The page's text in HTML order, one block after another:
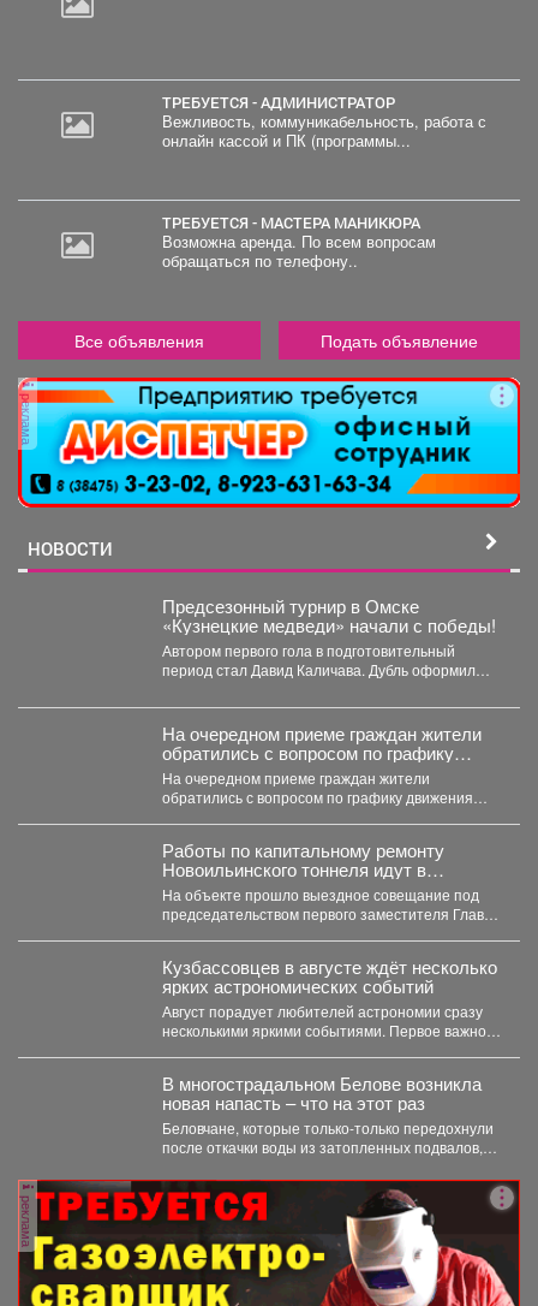
ТРЕБУЕТСЯ - АДМИНИСТРАТОР
Вежливость, коммуникабельность, работа с
онлайн кассой и ПК (программы...
ТРЕБУЕТСЯ - МАСТЕРА МАНИКЮРА
Возможна аренда. По всем вопросам
обращаться по телефону..
Все объявления Подать объявление
реклама
НОВОСТИ
Предсезонный турнир в Омске
«Кузнецкие медведи» начали с победы!
Автором первого гола в подготовительный
период стал Давид Каличава. Дубль оформил
На очередном приеме граждан жители
обратились с вопросом по графику
движения общественного транспорта.
На очередном приеме граждан жители
обратились с вопросом по графику движения
Работы по капитальному ремонту
Новоильинского тоннеля идут в
соответствии с графиком
На объекте прошло выездное совещание под
председательством первого заместителя Главы
Кузбассовцев в августе ждёт несколько
ярких астрономических событий
Август порадует любителей астрономии сразу
несколькими яркими событиями. Первое важное
В многострадальном Белове возникла
новая напасть – что на этот раз
Беловчане, которые только-только передохнули
после откачки воды из затопленных подвалов,
реклама